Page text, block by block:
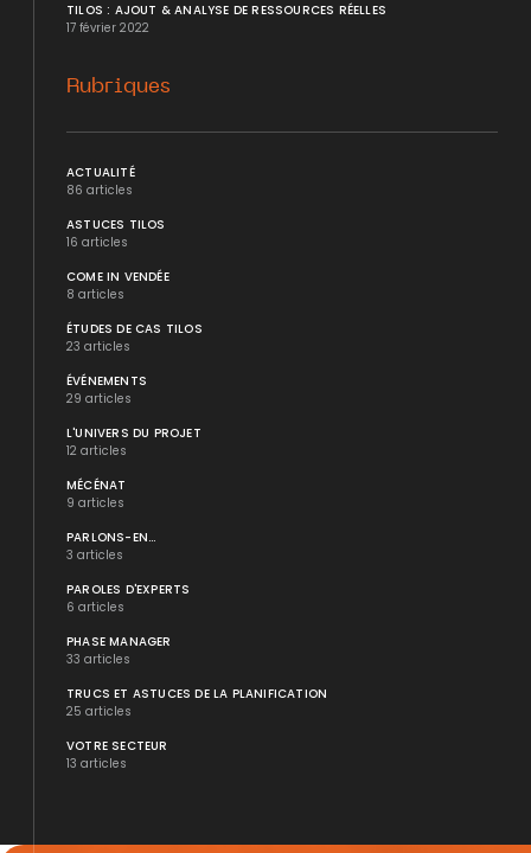
TILOS : AJOUT & ANALYSE DE RESSOURCES RÉELLES
17 février 2022
Rubriques
ACTUALITÉ
86 articles
ASTUCES TILOS
16 articles
COME IN VENDÉE
8 articles
ÉTUDES DE CAS TILOS
23 articles
ÉVÉNEMENTS
29 articles
L'UNIVERS DU PROJET
12 articles
MÉCÉNAT
9 articles
PARLONS-EN...
3 articles
PAROLES D'EXPERTS
6 articles
PHASE MANAGER
33 articles
TRUCS ET ASTUCES DE LA PLANIFICATION
25 articles
VOTRE SECTEUR
13 articles